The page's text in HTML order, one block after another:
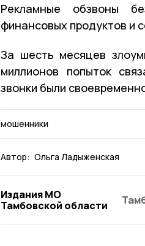
Рекламные обзвоны
финансовых продуктов и
За шесть месяцев
миллионов попыток
звонки были
мошенники
Автор: Ольга Ладыженская
Издания МО
Тамбовской области